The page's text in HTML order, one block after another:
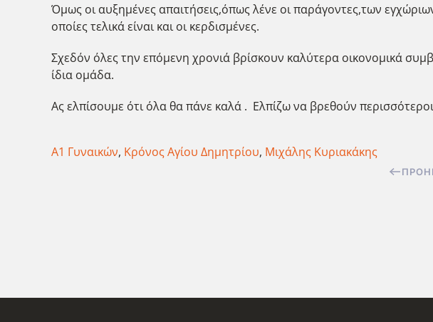
Όμως οι αυξημένες απαιτήσεις,όπως λένε οι παράγοντες,των
οποίες τελικά είναι και οι κερδισμένες.
Σχεδόν όλες την επόμενη χρονιά βρίσκουν καλύτερα οικονομικά
ίδια ομάδα.
Ας ελπίσουμε ότι όλα θα πάνε καλά . Ελπίζω να βρεθούν
Α1 Γυναικών, Κρόνος Αγίου Δημητρίου, Μιχάλης Κυριακάκης